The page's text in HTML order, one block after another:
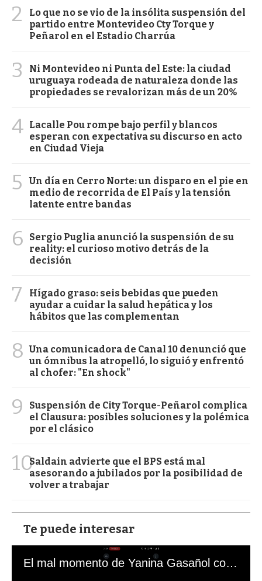
2
Lo que no se vio de la insólita suspensión del
partido entre Montevideo Cty Torque y
Peñarol en el Estadio Charrúa
3
Ni Montevideo ni Punta del Este: la ciudad
uruguaya rodeada de naturaleza donde las
propiedades se revalorizan más de un 20%
4 Lacalle Pou rompe bajo perfil y blancos
esperan con expectativa su discurso en acto
en Ciudad Vieja
5
Un día en Cerro Norte: un disparo en el pie en
medio de recorrida de El País y la tensión
latente entre bandas
6
Sergio Puglia anunció la suspensión de su
reality: el curioso motivo detrás de la
decisión
7
Hígado graso: seis bebidas que pueden
ayudar a cuidar la salud hepática y los
hábitos que las complementan
8 Una comunicadora de Canal 10 denunció que
un ómnibus la atropelló, lo siguió y enfrentó
al chofer: "En shock"
9
Suspensión de City Torque-Peñarol complica
el Clausura: posibles soluciones y la polémica
por el clásico
10Saldain advierte que el BPS está mal
asesorando a jubilados por la posibilidad de
volver a trabajar
Te puede interesar
El mal momento de Yanina Gasañol con un hincha argentino en "Subrayado"